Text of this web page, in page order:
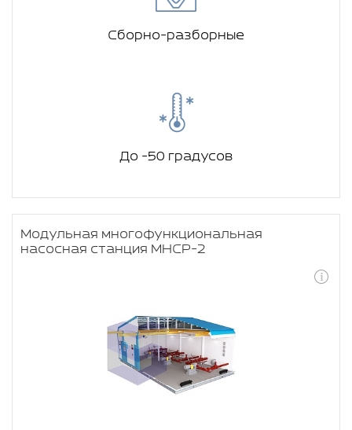
Сборно-разборные
До -50 градусов
Модульная многофункциональная
насосная станция МНСР-2